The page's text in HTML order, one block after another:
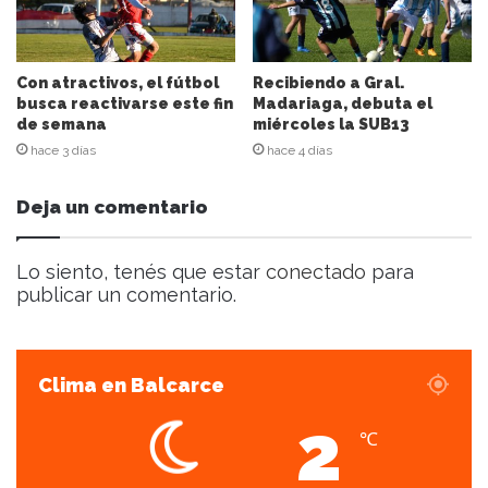
r
e
o
e
l
e
c
ó
n
i
c
Con atractivos, el fútbol
busca reactivarse este fin
de semana
hace 3 días
Recibiendo a Gral.
Madariaga, debuta el
miércoles la SUB13
hace 4 días
Deja un comentario
Lo siento, tenés que estar conectado para
publicar un comentario.
Clima en Balcarce
2 ℃